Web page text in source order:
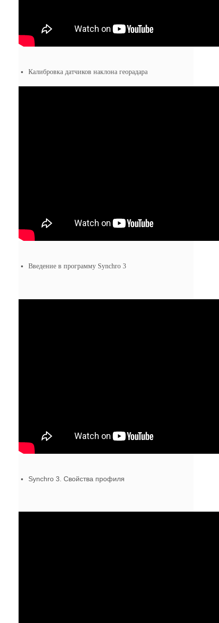
Калибровка датчиков наклона георадара
Введение в программу Synchro 3
Synchro 3. Свойства профиля